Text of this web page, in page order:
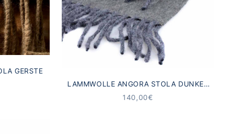
GERSTE
LAMMWOLLE ANGORA STOLA DUNKEL
GRÜN
ANGEBOT
140,00€